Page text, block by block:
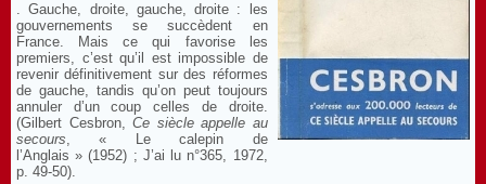
. Gauche, droite, gauche, droite : les
gouvernements se succèdent en
France. Mais ce qui favorise les
premiers, c’est qu’il est impossible de
revenir définitivement sur des réformes
de gauche, tandis qu’on peut toujours
annuler d’un coup celles de droite.
(Gilbert Cesbron,Ce siècle appelle au
secours, « Le calepin de
l’Anglais » (1952) ; J’ai lu n°365, 1972,
p. 49-50).